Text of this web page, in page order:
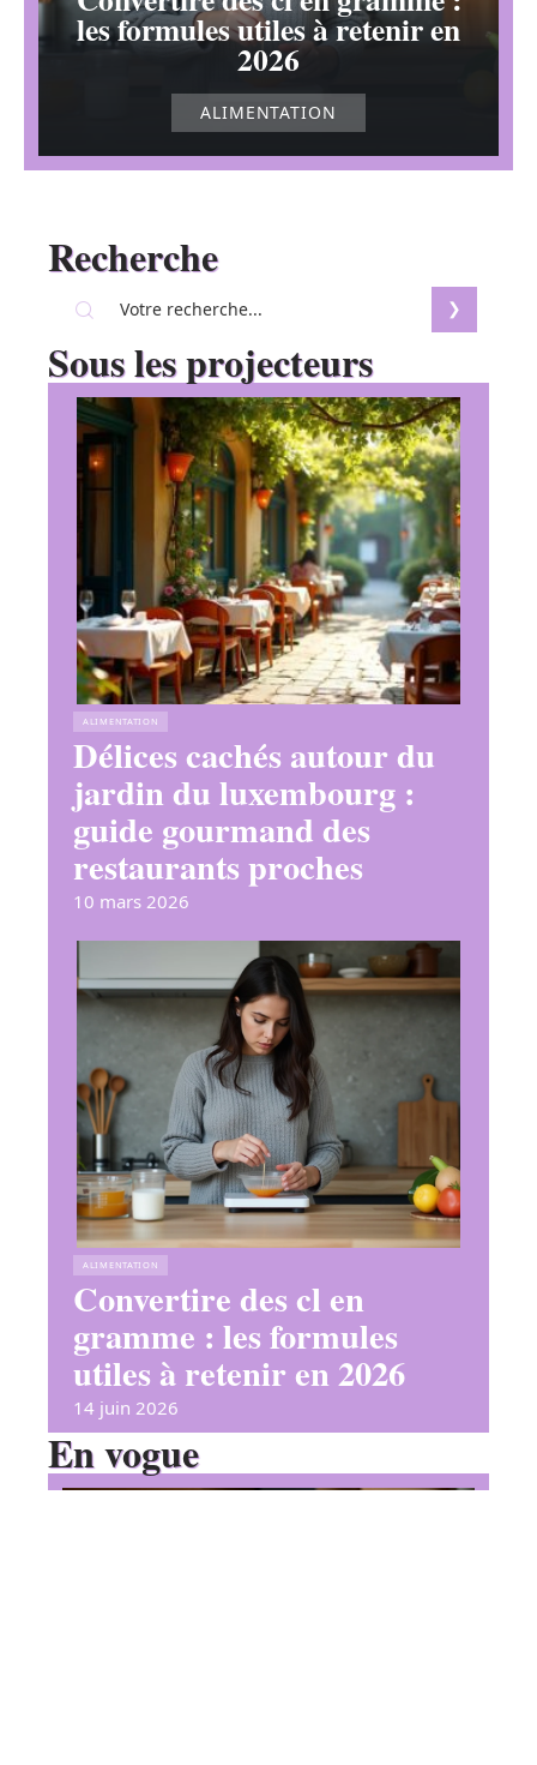
les formules utiles à retenir en
2026
ALIMENTATION
Recherche
Sous les projecteurs
ALIMENTATION
Délices cachés autour du
jardin du luxembourg :
guide gourmand des
restaurants proches
10 mars 2026
ALIMENTATION
Convertire des cl en
gramme : les formules
utiles à retenir en 2026
14 juin 2026
En vogue